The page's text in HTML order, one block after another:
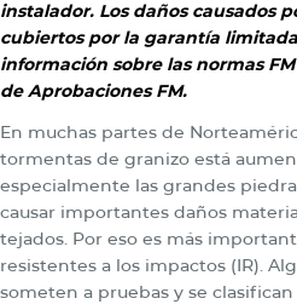
instalador. Los daños causados
cubiertos por la garantía
información sobre las normas
de Aprobaciones FM.
En muchas partes de
tormentas de granizo está
especialmente las grandes
causar importantes daños
tejados. Por eso es más
resistentes a los impactos (IR).
someten a pruebas y se